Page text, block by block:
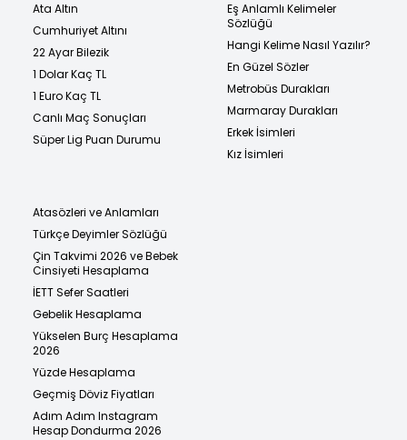
Ata Altın
Cumhuriyet Altını
22 Ayar Bilezik
1 Dolar Kaç TL
1 Euro Kaç TL
Canlı Maç Sonuçları
Süper Lig Puan Durumu
Eş Anlamlı Kelimeler
Sözlüğü
Hangi Kelime Nasıl Yazılır?
En Güzel Sözler
Metrobüs Durakları
Marmaray Durakları
Erkek İsimleri
Kız İsimleri
Atasözleri ve Anlamları
Türkçe Deyimler Sözlüğü
Çin Takvimi 2026 ve Bebek
Cinsiyeti Hesaplama
İETT Sefer Saatleri
Gebelik Hesaplama
Yükselen Burç Hesaplama
2026
Yüzde Hesaplama
Geçmiş Döviz Fiyatları
Adım Adım Instagram
Hesap Dondurma 2026